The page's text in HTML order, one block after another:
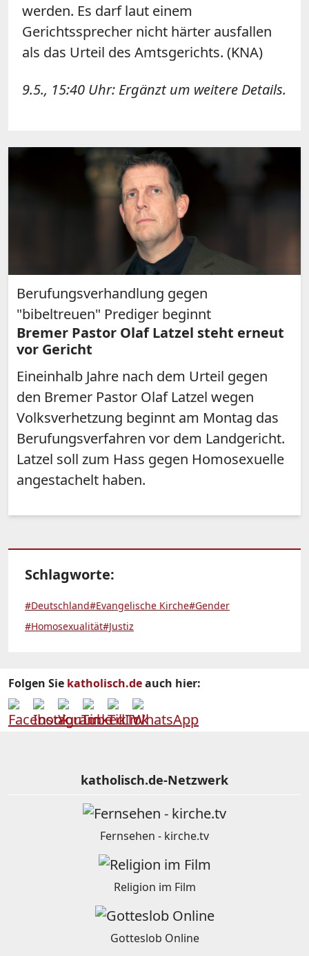
werden. Es darf laut einem
Gerichtssprecher nicht härter ausfallen
als das Urteil des Amtsgerichts. (KNA)
9.5., 15:40 Uhr: Ergänzt um weitere Details.
Berufungsverhandlung gegen
"bibeltreuen" Prediger beginnt
Bremer Pastor Olaf Latzel steht erneut
vor Gericht
Eineinhalb Jahre nach dem Urteil gegen
den Bremer Pastor Olaf Latzel wegen
Volksverhetzung beginnt am Montag das
Berufungsverfahren vor dem Landgericht.
Latzel soll zum Hass gegen Homosexuelle
angestachelt haben.
Schlagworte:
#Deutschland#Evangelische Kirche#Gender
#Homosexualität#Justiz
Folgen Sie katholisch.deauch hier:
katholisch.de-Netzwerk
Fernsehen - kirche.tv
Religion im Film
Gotteslob Online